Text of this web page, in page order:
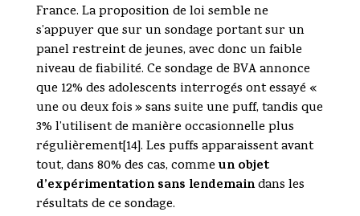
France. La proposition de loi semble ne
s’appuyer que sur un sondage portant sur un
panel restreint de jeunes, avec donc un faible
niveau de fiabilité. Ce sondage de BVA annonce
que 12% des adolescents interrogés ont essayé «
une ou deux fois » sans suite une puff, tandis que
3% l’utilisent de manière occasionnelle plus
régulièrement[14]. Les puffs apparaissent avant
tout, dans 80% des cas, commeun objet
d’expérimentation sans lendemaindans les
résultats de ce sondage.